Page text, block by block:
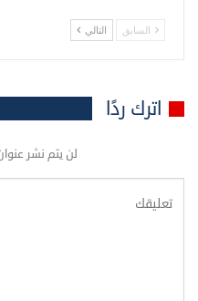
السابق التالي
اترك ردًا
لن يتم نشر